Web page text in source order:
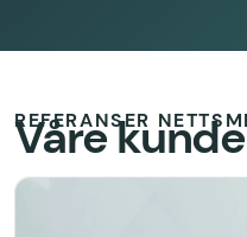
REFERANSER
Våre